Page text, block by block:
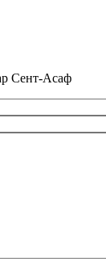
Сент-Асаф